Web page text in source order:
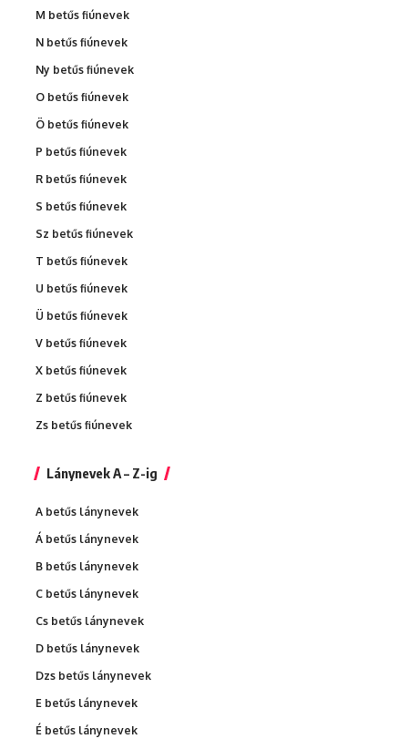
M betűs fiúnevek
N betűs fiúnevek
Ny betűs fiúnevek
O betűs fiúnevek
Ö betűs fiúnevek
P betűs fiúnevek
R betűs fiúnevek
S betűs fiúnevek
Sz betűs fiúnevek
T betűs fiúnevek
U betűs fiúnevek
Ü betűs fiúnevek
V betűs fiúnevek
X betűs fiúnevek
Z betűs fiúnevek
Zs betűs fiúnevek
Lánynevek A – Z-ig
A betűs lánynevek
Á betűs lánynevek
B betűs lánynevek
C betűs lánynevek
Cs betűs lánynevek
D betűs lánynevek
Dzs betűs lánynevek
E betűs lánynevek
É betűs lánynevek